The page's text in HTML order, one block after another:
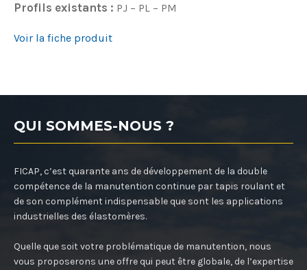
Profils existants : PJ – PL – PM
Voir la fiche produit
QUI SOMMES-NOUS ?
FICAP, c’est quarante ans de développement de la double
compétence de la manutention continue par tapis roulant et
de son complément indispensable que sont les applications
industrielles des élastomères.
Quelle que soit votre problématique de manutention, nous
vous proposerons une offre qui peut être globale, de l’expertise